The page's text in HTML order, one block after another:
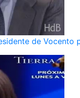
de Vocento